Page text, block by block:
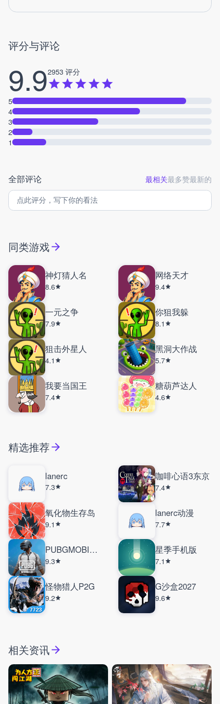
评分与评论
9.92953 评分
5
4
3
2
1
全部评论 最相关最多赞最新的
同类游戏
神灯猜人名
8.6
网络天才
9.4
一元之争
7.9
你狙我躲
8.1
狙击外星人
4.1
黑洞大作战
5.7
我要当国王
7.4
糖葫芦达人
4.6
精选推荐
lanerc
7.3
咖啡心语3东京
7.4
氧化物生存岛
9.1
lanerc动漫
7.7
PUBGMOBILE国际服
9.3
星季手机版
7.1
怪物猎人P2G
9.2
G沙盒2027
9.6
相关资讯